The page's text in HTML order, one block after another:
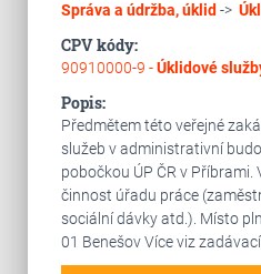
Správa a údržba, úklid ->
CPV kódy:
90910000-9 -Úklidové
Popis:
Předmětem této veřejné
služeb v administrativní
pobočkou ÚP ČR v
činnost úřadu práce
sociální dávky atd.). Místo
01 Benešov Více viz